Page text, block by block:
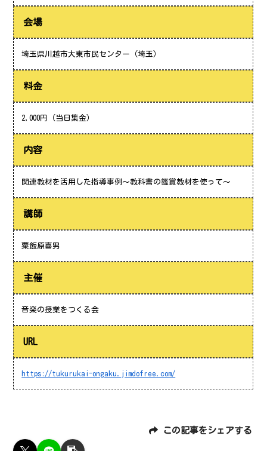
会場
埼玉県川越市大東市民センター（埼玉）
料金
2,000円（当日集金）
内容
関連教材を活用した指導事例～教科書の鑑賞教材を使って～
講師
粟飯原喜男
主催
音楽の授業をつくる会
URL
https://tukurukai-ongaku.jimdofree.com/
この記事をシェアする